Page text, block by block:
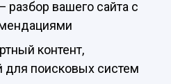
разбор вашего сайта с
контент,
для поисковых систем